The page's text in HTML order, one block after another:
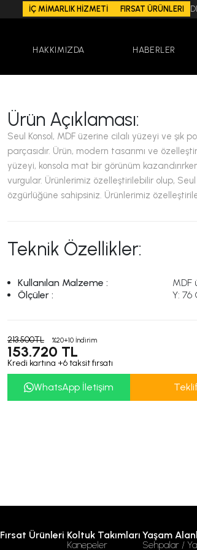
İÇ MİMARLIK HİZMETİ FIRSAT ÜRÜNLERI
HAKKIMIZDA HABERLER
Ürün Açıklaması:
Seul Konsol, MDF üzerine cilalı yüzeyi ve şık
parçasıdır. Ürün, modern tasarımı ve
yüzeyi, konsola mat bir görünüm
vurgular. Ürünlerimiz özelleştirilebilir olup,
özgürlüğüne sahipsiniz. Ürünlerimiz
Teknik Özellikler:
Kullanılan Malzeme :
MDF
Ölçüler :
Y: 76
213.500TL %20+10 İndirim
153.720 TL
Kredi kartına +6 taksit fırsatı
WhatsApp İletişim
Fırsat Ürünleri Koltuk Takımları
Kanepeler
Yaşam
Sehpalar /